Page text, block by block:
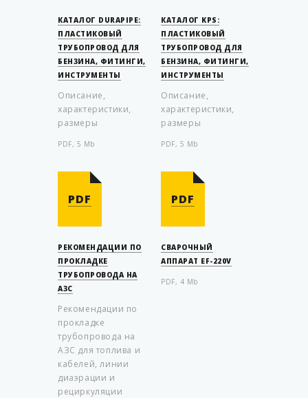
КАТАЛОГ DURAPIPE:
ПЛАСТИКОВЫЙ
ТРУБОПРОВОД ДЛЯ
БЕНЗИНА, ФИТИНГИ,
ИНСТРУМЕНТЫ
Описание,
характеристики,
размеры
PDF, 5 Mb
КАТАЛОГ KPS:
ПЛАСТИКОВЫЙ
ТРУБОПРОВОД ДЛЯ
БЕНЗИНА, ФИТИНГИ,
ИНСТРУМЕНТЫ
Описание,
характеристики,
размеры
PDF, 5 Mb
PDF
РЕКОМЕНДАЦИИ ПО
ПРОКЛАДКЕ
ТРУБОПРОВОДА НА
АЗС
Рекомендации по
прокладке
трубопровода на
АЗС для топлива и
кабелей, линии
диаэрации и
рециркуляции
PDF
СВАРОЧНЫЙ
АППАРАТ EF-220V
PDF, 4 Mb